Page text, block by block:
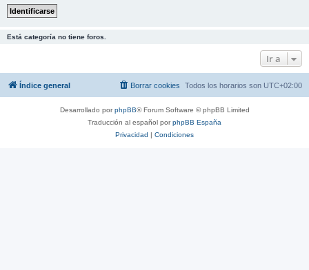
Está categoría no tiene foros.
Ir a
Índice general Todos los horarios son UTC+02:00
Borrar cookies
Desarrollado porphpBB® Forum Software © phpBB Limited
Traducción al español porphpBB España
Privacidad | Condiciones